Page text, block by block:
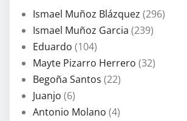
Ismael Muñoz Blázquez (296)
Ismael Muñoz Garcia (239)
Eduardo (104)
Mayte Pizarro Herrero (32)
Begoña Santos (22)
Juanjo (6)
Antonio Molano (4)